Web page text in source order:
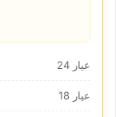
عيار 24
عيار 18